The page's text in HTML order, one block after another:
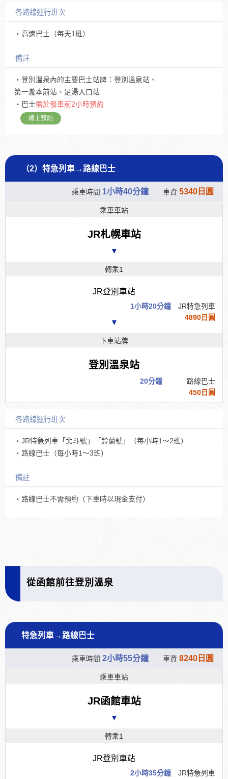
各路線運行班次
・高速巴士（每天1班）
備註
・登別溫泉內的主要巴士站牌：登別溫泉站、
第一瀧本前站、足湯入口站
・巴士需於發車前2小時預約
線上預約
（2）特急列車→路線巴士
乘車時間 1小時40分鐘 車資 5340日圓
乘車車站
JR札幌車站
▼
轉乘1
JR登別車站
1小時20分鐘
JR特急列車
4890日圓
▼
下車站牌
登別溫泉站
20分鐘
路線巴士
450日圓
各路線運行班次
・JR特急列車「北斗號」「鈴蘭號」（每小時1～2班）
・路線巴士（每小時1～3班）
備註
・路線巴士不需預約（下車時以現金支付）
從函館前往登別溫泉
特急列車→路線巴士
乘車時間 2小時55分鐘 車資 8240日圓
乘車車站
JR函館車站
▼
轉乘1
JR登別車站
2小時35分鐘
JR特急列車